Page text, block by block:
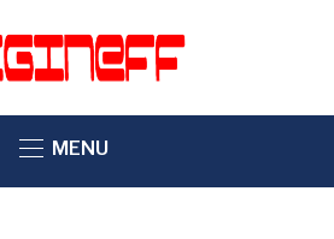
MENU